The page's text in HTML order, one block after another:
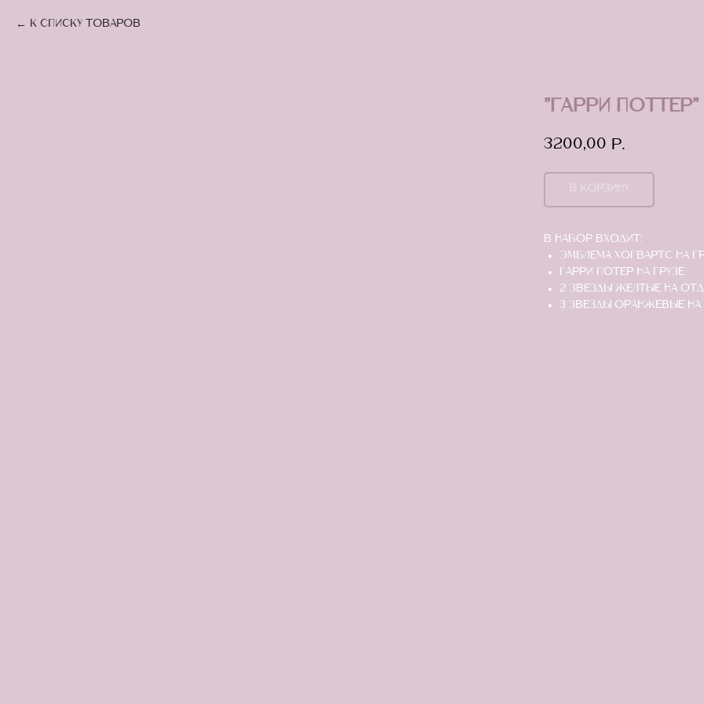
К списку товаров
"Гарри Поттер"
3200,00 р.
В набор входит:
Эмблема хогвартс на
Гарри Потер на грузе
2 звезды желтые на
3 звезды оранжевые на